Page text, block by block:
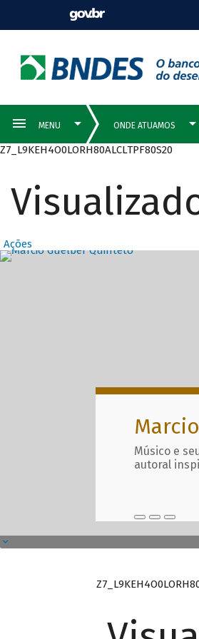
Z7_L9KEH4O0LORH80ALCLTPF80S20
Ações
Músico e
autoral